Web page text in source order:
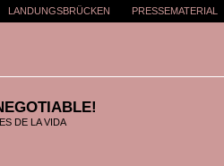
LANDUNGSBRÜCKEN PRESSEMATERIAL
DE LA VIDA